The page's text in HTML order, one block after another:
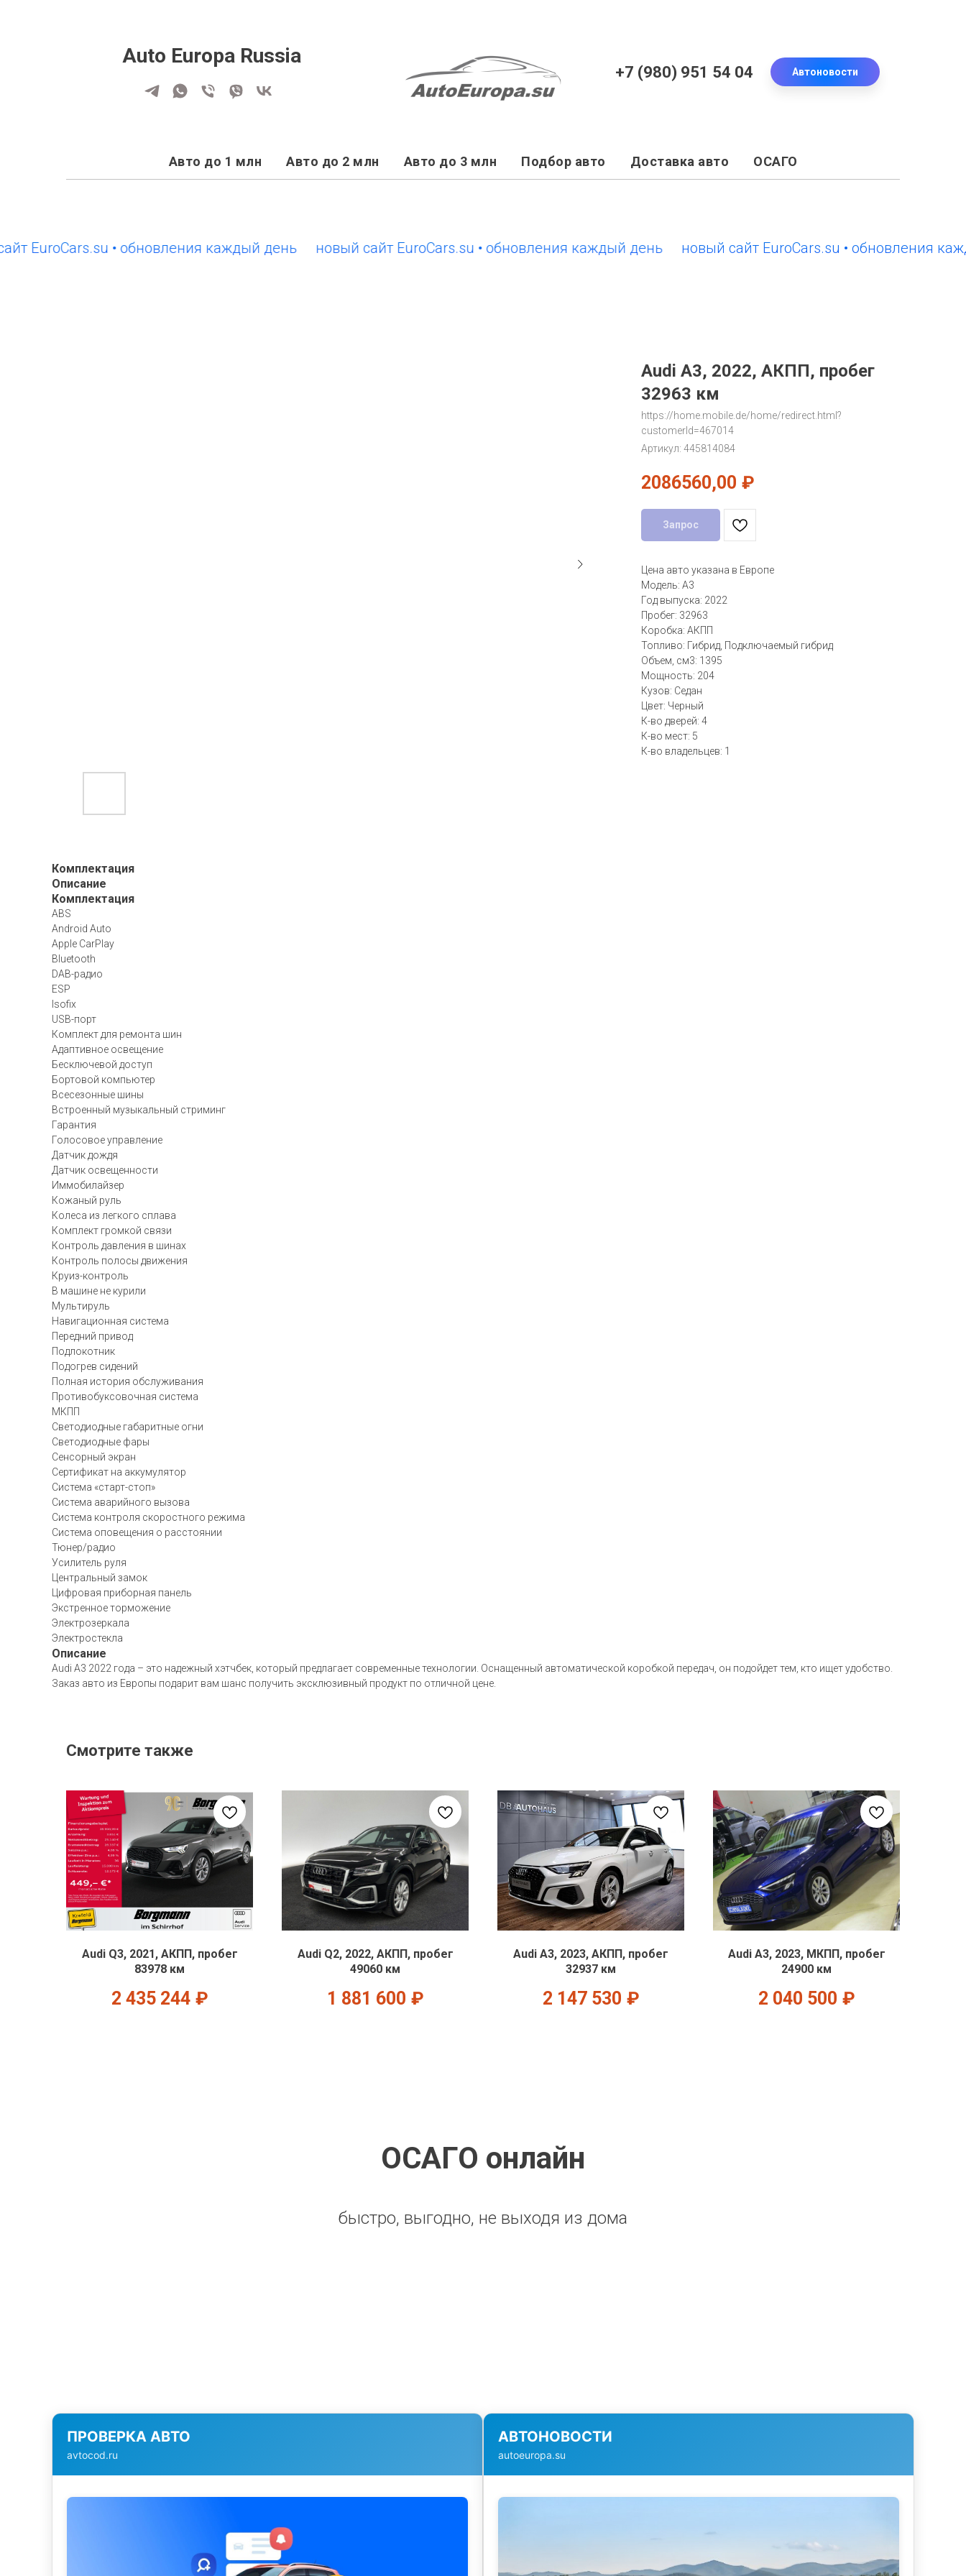
Auto Europa Russia
+7 (980) 951 54 04 Автоновости
Авто до 1 млн Авто до 2 млн Авто до 3 млн Подбор авто Доставка авто ОСАГО
• обновления каждый день новый сайт EuroCars.su • обновления каждый день новый сайт EuroCars.su • обновления
Audi A3, 2022, АКПП, пробег
32963 км
https://home.mobile.de/home/redirect.html?
customerId=467014
Артикул: 445814084
2086560,00 ₽
Запрос
Цена авто указана в Европе
Модель: A3
Год выпуска: 2022
Пробег: 32963
Коробка: АКПП
Топливо: Гибрид, Подключаемый гибрид
Объем, см3: 1395
Мощность: 204
Кузов: Седан
Цвет: Черный
К-во дверей: 4
К-во мест: 5
К-во владельцев: 1
Комплектация
Описание
Комплектация
ABS
Android Auto
Apple CarPlay
Bluetooth
DAB-радио
ESP
Isofix
USB-порт
Комплект для ремонта шин
Адаптивное освещение
Бесключевой доступ
Бортовой компьютер
Всесезонные шины
Встроенный музыкальный стриминг
Гарантия
Голосовое управление
Датчик дождя
Датчик освещенности
Иммобилайзер
Кожаный руль
Колеса из легкого сплава
Комплект громкой связи
Контроль давления в шинах
Контроль полосы движения
Круиз-контроль
В машине не курили
Мультируль
Навигационная система
Передний привод
Подлокотник
Подогрев сидений
Полная история обслуживания
Противобуксовочная система
МКПП
Светодиодные габаритные огни
Светодиодные фары
Сенсорный экран
Сертификат на аккумулятор
Система «старт-стоп»
Система аварийного вызова
Система контроля скоростного режима
Система оповещения о расстоянии
Тюнер/радио
Усилитель руля
Центральный замок
Цифровая приборная панель
Экстренное торможение
Электрозеркала
Электростекла
Описание
Audi A3 2022 года – это надежный хэтчбек, который предлагает современные технологии. Оснащенный автоматической коробкой передач, он подойдет тем, кто ищет удобство.
Заказ авто из Европы подарит вам шанс получить эксклюзивный продукт по отличной цене.
Смотрите также
Audi Q3, 2021, АКПП, пробег
83978 км
2 435 244 ₽
Audi Q2, 2022, АКПП, пробег
49060 км
1 881 600 ₽
Audi A3, 2023, АКПП, пробег
32937 км
2 147 530 ₽
Audi A3, 2023, МКПП, пробег
24900 км
2 040 500 ₽
ОСАГО онлайн
быстро, выгодно, не выходя из дома
ПРОВЕРКА АВТО
avtocod.ru
АВТОНОВОСТИ
autoeuropa.su